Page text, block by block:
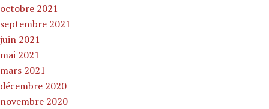
octobre 2021
septembre 2021
juin 2021
mai 2021
mars 2021
décembre 2020
novembre 2020